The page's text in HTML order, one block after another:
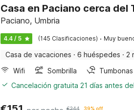
Casa en Paciano cerca del
Paciano, Umbria
4.4 / 5 (145 Clasificaciones) · Muy
Casa de vacaciones · 6 huéspedes · 2
Wifi
Sombrilla Tumbonas
Cancelación gratuita 21 días antes
€244 39% off